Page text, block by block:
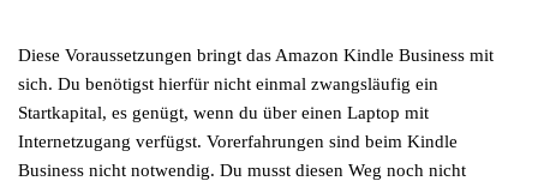
Diese Voraussetzungen bringt das Amazon Kindle Business mit
sich. Du benötigst hierfür nicht einmal zwangsläufig ein
Startkapital, es genügt, wenn du über einen Laptop mit
Internetzugang verfügst. Vorerfahrungen sind beim Kindle
Business nicht notwendig. Du musst diesen Weg noch nicht